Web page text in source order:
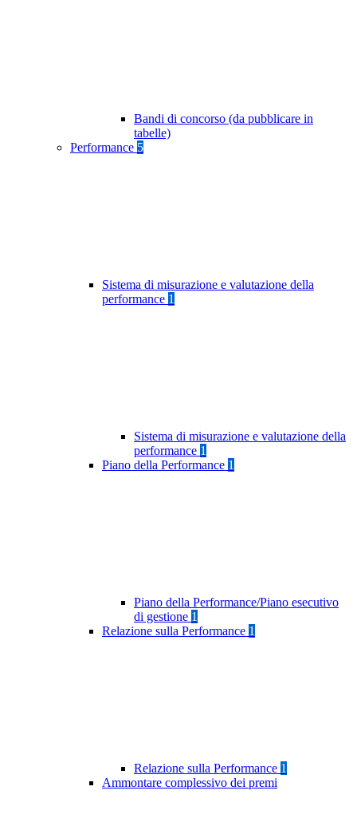
Bandi di concorso (da pubblicare in
tabelle)
Performance 5
Sistema di misurazione e valutazione della
performance 1
Sistema di misurazione e valutazione della
performance 1
Piano della Performance 1
Piano della Performance/Piano esecutivo
di gestione 1
Relazione sulla Performance 1
Relazione sulla Performance 1
Ammontare complessivo dei premi